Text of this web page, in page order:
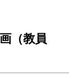
（教員